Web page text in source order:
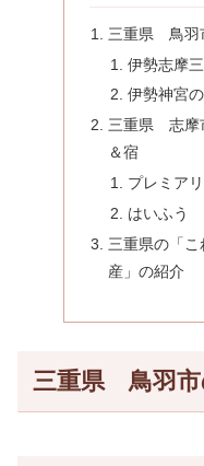
三重県 鳥羽
伊勢志摩
伊勢神宮
三重県 志摩
＆宿
プレミア
はいふう
三重県の「
産」の紹介
三重県 鳥羽市